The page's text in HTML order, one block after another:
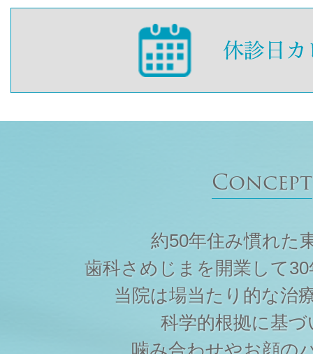
Concept
約50年住み慣れた
歯科さめじまを開業して
当院は場当たり的な治
科学的根拠に基づ
噛み合わせやお顔の